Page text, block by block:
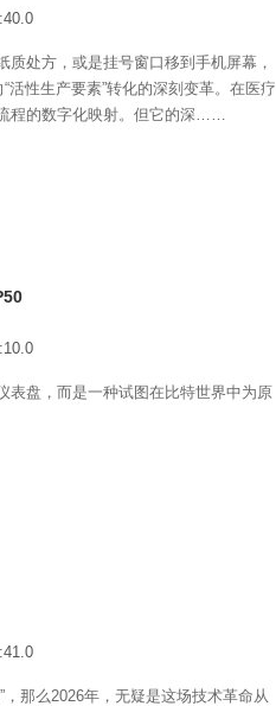
质处方，或是挂号窗口移到手机屏幕，
活性生产要素”转化的深刻变革。在医疗
程的数字化映射。但它的深……
表盘，而是一种试图在比特世界中为原
那么2026年，无疑是这场技术革命从